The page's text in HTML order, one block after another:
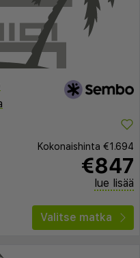
Kokonaishinta €1.694
€847
lue lisää
Valitse matka